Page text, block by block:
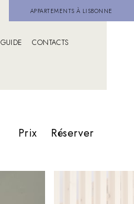
APPARTEMENTS À LISBONNE
GUIDE CONTACTS
Prix Réserver